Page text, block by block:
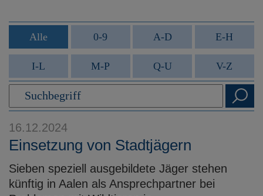
p
Alle 0-9 A-D E-H
I-L M-P Q-U V-Z
16.12.2024
Einsetzung von Stadtjägern
Sieben speziell ausgebildete Jäger stehen
künftig in Aalen als Ansprechpartner bei